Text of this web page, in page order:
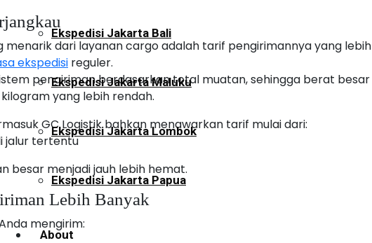
Ekspedisi Jakarta Bali
Ekspedisi Jakarta Maluku
Ekspedisi Jakarta Lombok
Ekspedisi Jakarta Papua
About
menarik dari layanan cargo adalah tarif pengirimannya yang lebih
ekspedisi reguler.
pengiriman berdasarkan total muatan, sehingga berat besar
yang lebih rendah.
GC Logistik bahkan menawarkan tarif mulai dari:
jalur tertentu
besar menjadi jauh lebih hemat.
Lebih Banyak
mengirim: